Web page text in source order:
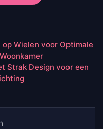
Wielen voor Optimale
Strak Design voor een